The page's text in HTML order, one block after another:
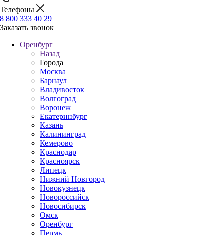
Телефоны
8 800 333 40 29
Заказать звонок
Оренбург
Назад
Города
Москва
Барнаул
Владивосток
Волгоград
Воронеж
Екатеринбург
Казань
Калининград
Кемерово
Краснодар
Красноярск
Липецк
Нижний Новгород
Новокузнецк
Новороссийск
Новосибирск
Омск
Оренбург
Пермь